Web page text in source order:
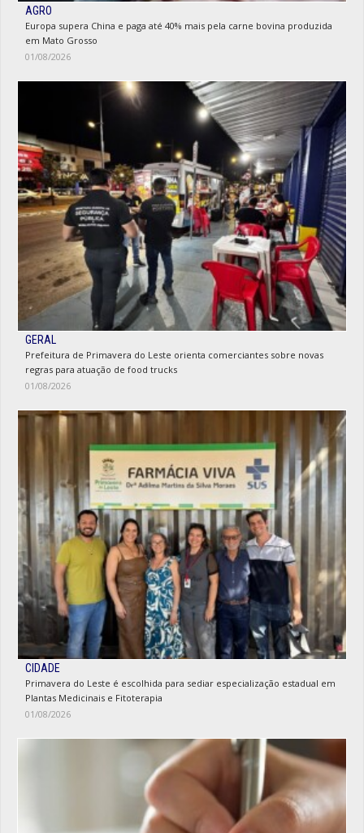
AGRO
Europa supera China e paga até 40% mais pela carne bovina produzida
em Mato Grosso
01/08/2026
GERAL
Prefeitura de Primavera do Leste orienta comerciantes sobre novas
regras para atuação de food trucks
01/08/2026
CIDADE
Primavera do Leste é escolhida para sediar especialização estadual em
Plantas Medicinais e Fitoterapia
01/08/2026